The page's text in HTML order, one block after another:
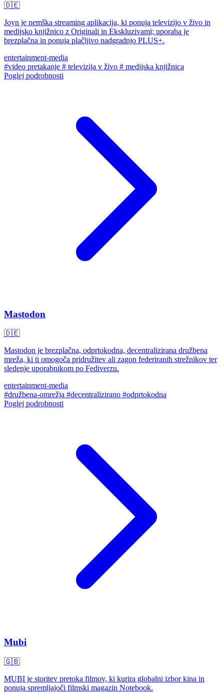
🇩🇪
Joyn je nemška streaming aplikacija, ki ponuja televizijo v živo in
medijsko knjižnico z Originali in Ekskluzivami; uporaba je
brezplačna in ponuja plačljivo nadgradnjo PLUS+.
entertainment-media
#video pretakanje # televizija v živo # medijska knjižnica
Poglej podrobnosti
Mastodon
🇩🇪
Mastodon je brezplačna, odprtokodna, decentralizirana družbena
mreža, ki ti omogoča pridružitev ali zagon federiranih strežnikov ter
sledenje uporabnikom po Fediverzu.
entertainment-media
#družbena-omrežja #decentralizirano #odprtokodna
Poglej podrobnosti
Mubi
🇬🇧
MUBI je storitev pretoka filmov, ki kurira globalni izbor kina in
ponuja spremljajoči filmski magazin Notebook.